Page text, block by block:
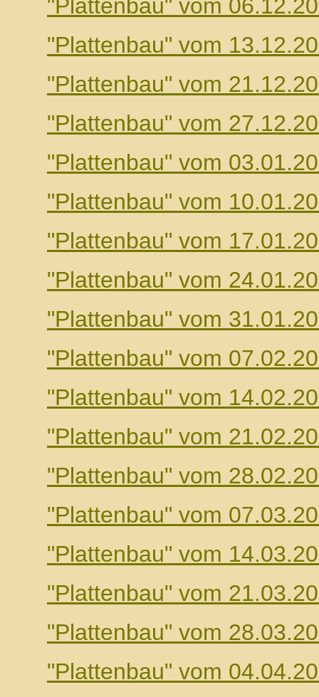
"Plattenbau" vom
"Plattenbau" vom
"Plattenbau" vom
"Plattenbau" vom
"Plattenbau" vom
"Plattenbau" vom
"Plattenbau" vom
"Plattenbau" vom
"Plattenbau" vom
"Plattenbau" vom
"Plattenbau" vom
"Plattenbau" vom
"Plattenbau" vom
"Plattenbau" vom
"Plattenbau" vom
"Plattenbau" vom
"Plattenbau" vom
"Plattenbau" vom